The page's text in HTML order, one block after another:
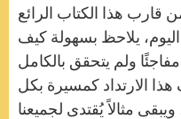
قارب هذا الكتاب الرائع
يلاحظ بسهولة كيف
ولم يتحقق بالكامل
الارتداد كمسيرة بكل